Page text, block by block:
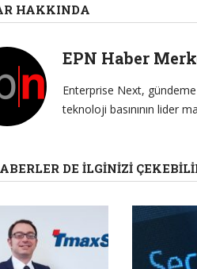
HAKKINDA
EPN Haber
Enterprise Next,
teknoloji basınının lider
DE İLGINIZI